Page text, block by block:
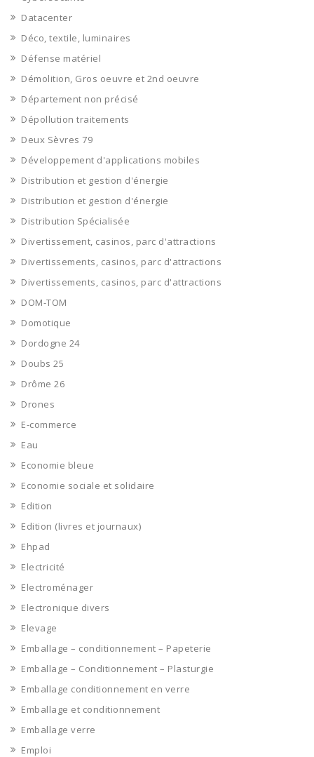
Datacenter
Déco, textile, luminaires
Défense matériel
Démolition, Gros oeuvre et 2nd oeuvre
Département non précisé
Dépollution traitements
Deux Sèvres 79
Développement d'applications mobiles
Distribution et gestion d'énergie
Distribution et gestion d'énergie
Distribution Spécialisée
Divertissement, casinos, parc d'attractions
Divertissements, casinos, parc d'attractions
Divertissements, casinos, parc d'attractions
DOM-TOM
Domotique
Dordogne 24
Doubs 25
Drôme 26
Drones
E-commerce
Eau
Economie bleue
Economie sociale et solidaire
Edition
Edition (livres et journaux)
Ehpad
Electricité
Electroménager
Electronique divers
Elevage
Emballage – conditionnement – Papeterie
Emballage – Conditionnement – Plasturgie
Emballage conditionnement en verre
Emballage et conditionnement
Emballage verre
Emploi